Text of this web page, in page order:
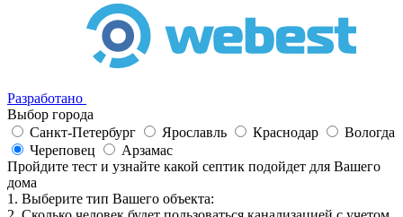
Разработано
Выбор города
Санкт-Петербург
Ярославль Краснодар
Вологда
Череповец
Арзамас
Пройдите тест и узнайте какой септик подойдет для Вашего
дома
1. Выберите тип Вашего объекта: